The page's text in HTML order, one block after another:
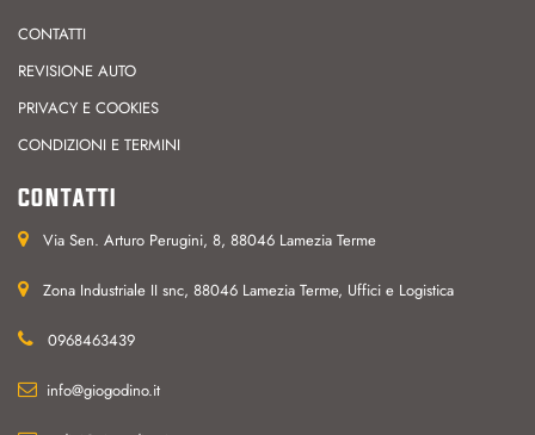
CONTATTI
REVISIONE AUTO
PRIVACY E COOKIES
CONDIZIONI E TERMINI
CONTATTI
Via Sen. Arturo Perugini, 8, 88046 Lamezia Terme
Zona Industriale II snc, 88046 Lamezia Terme, Uffici e Logistica
0968463439
info@giogodino.it